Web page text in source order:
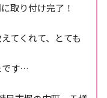
取り付け完了！
てくれて、とても
です…